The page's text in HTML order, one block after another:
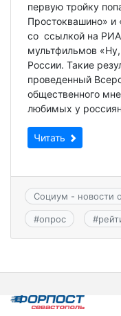
первую тройку
Простоквашино»
со ссылкой на
мультфильмов
России. Такие
проведенный
общественного
любимых у
Читать
Социум - новости
#опрос #